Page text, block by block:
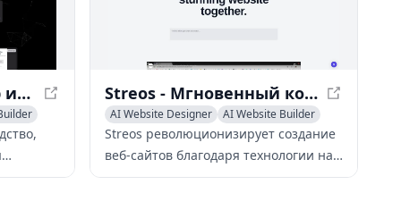
CraftUI - Конструктор интерфейсов на базе ИИ для создания совершенных интерфейсов Streos - Мгновенный конструктор сайтов на базе ИИ
AI Website Designer
AI Website Builder
No-Code & Low-Code
Streos революционизирует создание
веб-сайтов благодаря технологии на
базе ИИ, позволяя пользователям